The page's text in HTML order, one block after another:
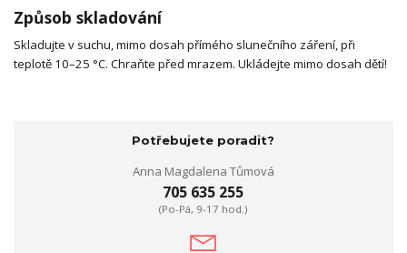
Způsob skladování
Skladujte v suchu, mimo dosah přímého slunečního záření, při
teplotě 10–25 °C. Chraňte před mrazem. Ukládejte mimo dosah dětí!
Potřebujete poradit?
Anna Magdalena Tůmová
705 635 255
(Po-Pá, 9-17 hod.)